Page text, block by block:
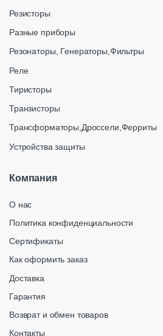
Резисторы
Разные приборы
Резонаторы, Генераторы,Фильтры
Реле
Тиристоры
Транзисторы
Трансформаторы,Дроссели,Ферриты
Устройства защиты
Компания
О нас
Политика конфиденциальности
Сертификаты
Как оформить заказ
Доставка
Гарантия
Возврат и обмен товаров
Контакты